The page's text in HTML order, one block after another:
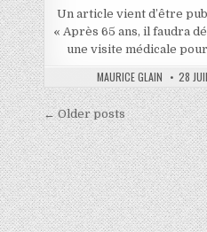
Un article vient d’être
« Après 65 ans, il faudra
une visite médicale
AUTHOR:
MAURICE GLAIN
DATE:
28
Navigation
des
articles
← Older posts